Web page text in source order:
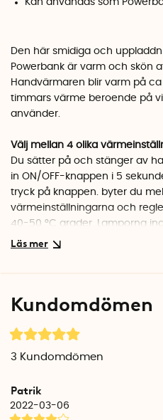
Den här smidiga och
Powerbank är varm och skön
Handvärmaren blir varm på
timmars värme beroende på
använder.
Välj mellan 4 olika
Du sätter på och stänger av
in ON/OFF-knappen i 5
tryck på knappen. byter du
värmeinställningarna och
40-50 °C grader. Lamporna
du använder.
3 lampor - 48 °C grader (+/-2
dig. Stäng av handvärmaren
uttaget med din enhets egna
Kundomdömen
3 Kundomdömen
Patrik
2022-03-06